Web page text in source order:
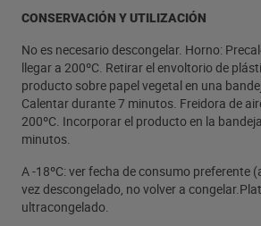
CONSERVACIÓN Y UTILIZACIÓN
No es necesario descongelar. Horno:
llegar a 200ºC. Retirar el envoltorio de
producto sobre papel vegetal en una
Calentar durante 7 minutos. Freidora de
200ºC. Incorporar el producto en la
minutos.
A -18ºC: ver fecha de consumo preferente
vez descongelado, no volver a
ultracongelado.